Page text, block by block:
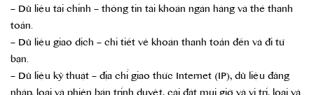
– Dữ liệu tài chính – thông tin tài khoản ngân hàng và thẻ thanh
toán.
– Dữ liệu giao dịch – chi tiết về khoản thanh toán đến và đi từ
bạn.
– Dữ liệu kỹ thuật – địa chỉ giao thức Internet (IP), dữ liệu đăng